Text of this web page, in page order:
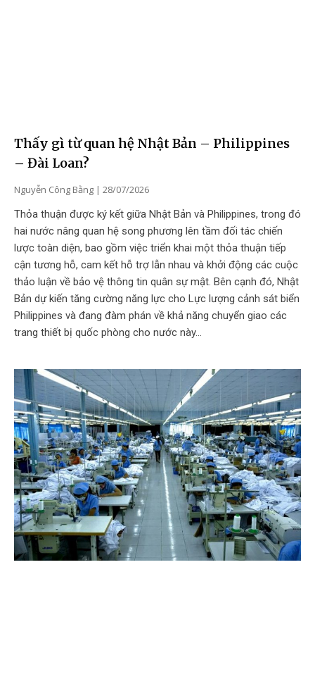
Thấy gì từ quan hệ Nhật Bản – Philippines
– Đài Loan?
Nguyễn Công Bằng
28/07/2026
Thỏa thuận được ký kết giữa Nhật Bản và Philippines, trong đó
hai nước nâng quan hệ song phương lên tầm đối tác chiến
lược toàn diện, bao gồm việc triển khai một thỏa thuận tiếp
cận tương hỗ, cam kết hỗ trợ lẫn nhau và khởi động các cuộc
thảo luận về bảo vệ thông tin quân sự mật. Bên cạnh đó, Nhật
Bản dự kiến tăng cường năng lực cho Lực lượng cảnh sát biển
Philippines và đang đàm phán về khả năng chuyển giao các
trang thiết bị quốc phòng cho nước này…